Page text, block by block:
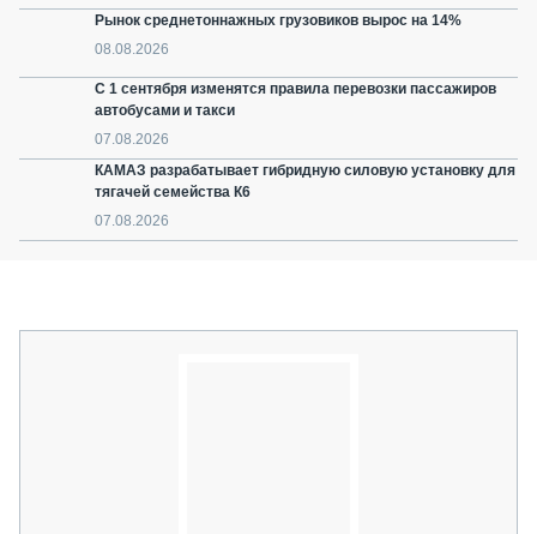
Рынок среднетоннажных грузовиков вырос на 14%
08.08.2026
С 1 сентября изменятся правила перевозки пассажиров
автобусами и такси
07.08.2026
КАМАЗ разрабатывает гибридную силовую установку для
тягачей семейства К6
07.08.2026